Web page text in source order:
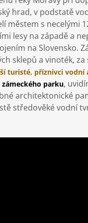
hrad, v podstatě
městem s
lesy na západě a
na Slovensko.
sklepů a vinoték,
turisté, příznivci
parku,
architektonické
středověké vodní